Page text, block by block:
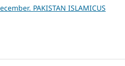
PAKISTAN ISLAMICUS